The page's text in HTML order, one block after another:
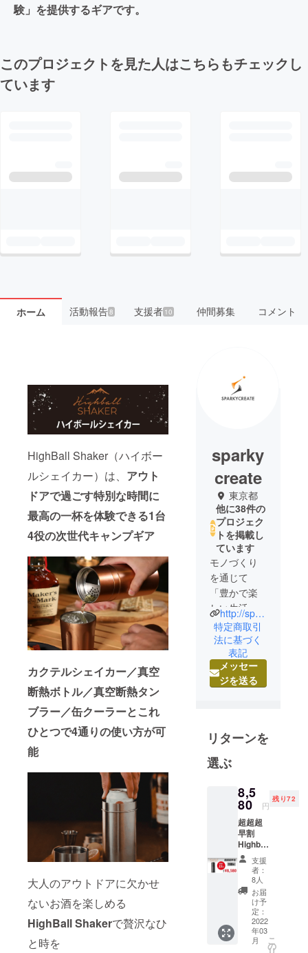
験」を提供するギアです。
このプロジェクトを見た人はこちらもチェックし
ています
ホーム 活動報告8 支援者 10 仲間募集 コメント
HighBall Shaker（ハイボー
ルシェイカー）は、 アウト
ドアで過ごす特別な時間に
最高の一杯を体験できる1台
4役の次世代キャンプギア
カクテルシェイカー／真空
断熱ボトル／真空断熱タン
ブラー／缶クーラーとこれ
ひとつで4通りの使い方が可
能
大人のアウトドアに欠かせ
ないお酒を楽しめる
HighBall Shakerで贅沢なひ
と時を
sparky
create
東京都
他に38件の
プロジェク
トを掲載し
ています
モノづくり
を通じて
「豊かで楽
しい生活」
を創造する
【生活を豊
かにハッ
ピーに】を
開発並び
に、海外製
品の輸入販
代理店、卸
売、小売販
売を行なっ
ておりま
お客様が笑
顔で満足頂
けるお取引
を目指し
日々サービ
http://sparkycreate.com/
特定商取引
法に基づく
表記
メッセー
ジを送る
リターンを
選ぶ
8,5
80 円
残り72
超超超
早割
Highbal
Shaker
×1
35％OF
F --------
-----------
----- 一
般販売
価格
支援
者：
8人
お届
け予
定：
2022
年03
月
こ
の